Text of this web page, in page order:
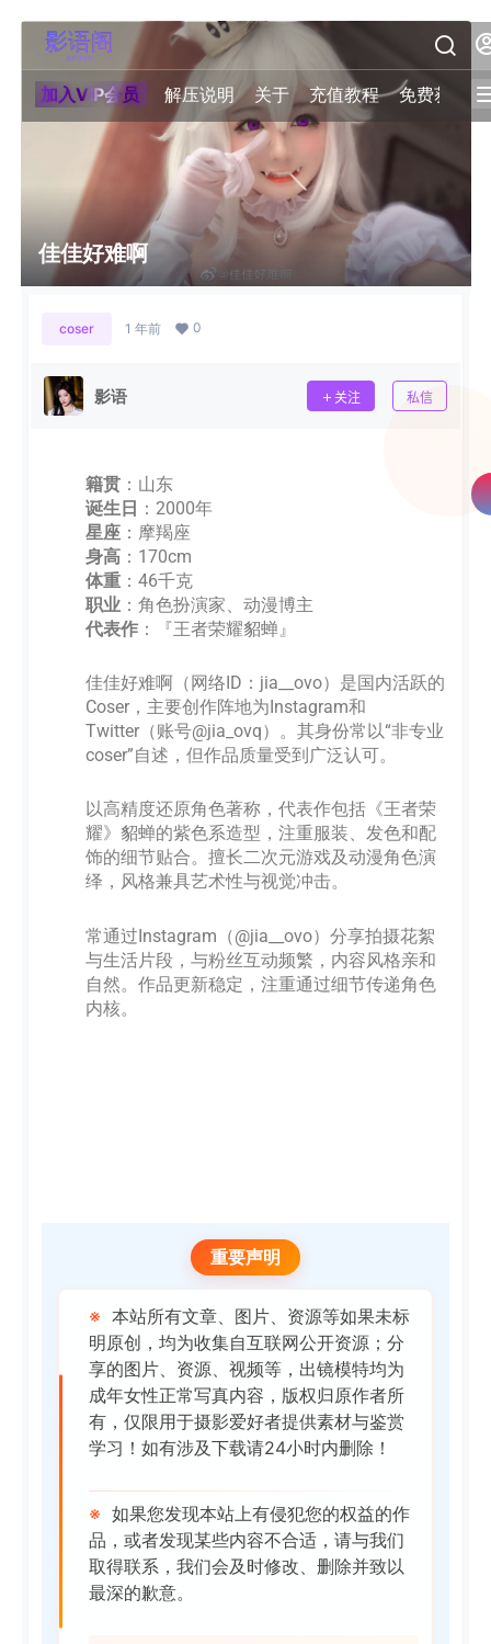
加入VIP会员 解压说明 关于 充值教程 免费获取积
佳佳好难啊
coser 1 年前 0
影语 关注 私信
籍贯 ：山东
诞生日 ：2000年
星座 ：摩羯座
身高 ：170cm
体重 ：46千克
职业 ：角色扮演家、动漫博主
代表作 ：『王者荣耀貂蝉』
佳佳好难啊（网络ID：jia__ovo）是国内活跃的
Coser，主要创作阵地为Instagram和
Twitter（账号@jia_ovq）。其身份常以“非专业
coser”自述，但作品质量受到广泛认可。
以高精度还原角色著称，代表作包括《王者荣
耀》貂蝉的紫色系造型，注重服装、发色和配
饰的细节贴合。擅长二次元游戏及动漫角色演
绎，风格兼具艺术性与视觉冲击。
常通过Instagram（@jia__ovo）分享拍摄花絮
与生活片段，与粉丝互动频繁，内容风格亲和
自然。作品更新稳定，注重通过细节传递角色
内核。
重要声明
※ 本站所有文章、图片、资源等如果未标
明原创，均为收集自互联网公开资源；分
享的图片、资源、视频等，出镜模特均为
成年女性正常写真内容，版权归原作者所
有，仅限用于摄影爱好者提供素材与鉴赏
学习！如有涉及下载请24小时内删除！
※ 如果您发现本站上有侵犯您的权益的作
品，或者发现某些内容不合适，请与我们
取得联系，我们会及时修改、删除并致以
最深的歉意。